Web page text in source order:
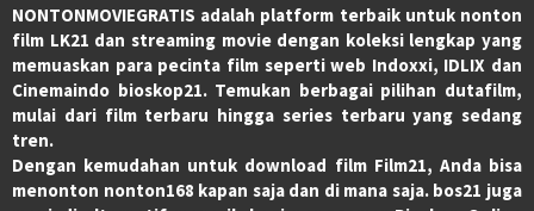
NONTONMOVIEGRATIS adalah platform terbaik untuk nonton
film LK21 dan streaming movie dengan koleksi lengkap yang
memuaskan para pecinta film seperti web Indoxxi, IDLIX dan
Cinemaindo bioskop21. Temukan berbagai pilihan dutafilm,
mulai dari film terbaru hingga series terbaru yang sedang
tren.
Dengan kemudahan untuk download film Film21, Anda bisa
menonton nonton168 kapan saja dan di mana saja. bos21 juga